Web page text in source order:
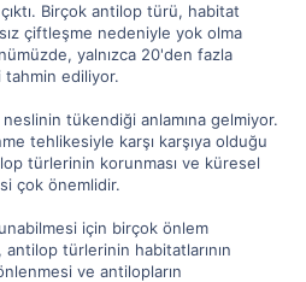
Birçok antilop türü, habitat
çiftleşme nedeniyle yok olma
yalnızca 20'den fazla
ediliyor.
tükendiği anlamına gelmiyor.
tehlikesiyle karşı karşıya olduğu
türlerinin korunması ve küresel
çok önemlidir.
için birçok önlem
antilop türlerinin habitatlarının
ve antilopların